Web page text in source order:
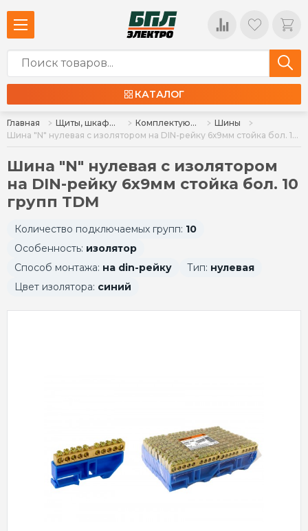
КАТАЛОГ
Главная Щиты, шкафы, корпуса и изделия к ним Комплектующие для щитов
Шины
Шина "N" нулевая с изолятором на DIN-рейку 6х9мм стойка бол. 10 групп TDM
Шина "N" нулевая с изолятором
на DIN-рейку 6х9мм стойка бол. 10
групп TDM
Количество подключаемых групп: 10
Особенность: изолятор
Способ монтажа: на din-рейку Тип: нулевая
Цвет изолятора: синий